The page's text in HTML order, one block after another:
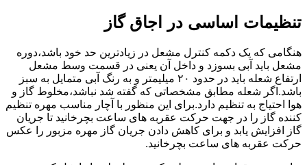
تنظیمات اساسی در اجاق گاز
هنگامی که یک دکمه کنترل مشعل در زیادترین حد خود باشد،دوره
مشعل باید آبی بسوزد و داخل آن یعنی در قسمت وسط مشعل
ارتفاع شعله باید در حدود ۲۰ میلیمتر و به رنگ آبی متمایل به سبز
باشد.اگر شعله مطابق مشخصاتی که گفته شد نباشد،مخلوط گاز و
هوا احتیاج به تنظیم دارد.برای این منظور با آچار مناسب مهره تنظیم
کننده گاز را در جهت حرکت عقربه های ساعت بچرخانید تا جریان
گاز افزایش یابد و برای کاهش دادن جریان گاز مهره مزبور را عکس
حرکت عقربه های ساعت بچرخانید.